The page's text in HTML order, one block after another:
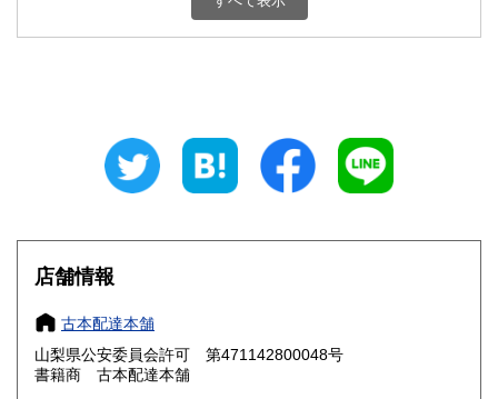
800円 三重県
大阪府
奈良県
鳥取県 800円 島根県
店舗情報
古本配達本舗
山梨県公安委員会許可 第471142800048号
書籍商 古本配達本舗